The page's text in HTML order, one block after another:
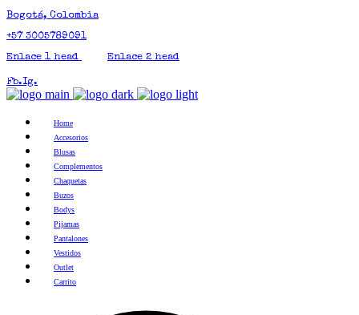
Bogotá, Colombia
+57 3005789091
Enlace 1 head
Enlace 2 head
Fb.Ig.
Home
Accesorios
Blusas
Complementos
Chaquetas
Buzos
Bodys
Pijamas
Pantalones
Vestidos
Outlet
Carrito